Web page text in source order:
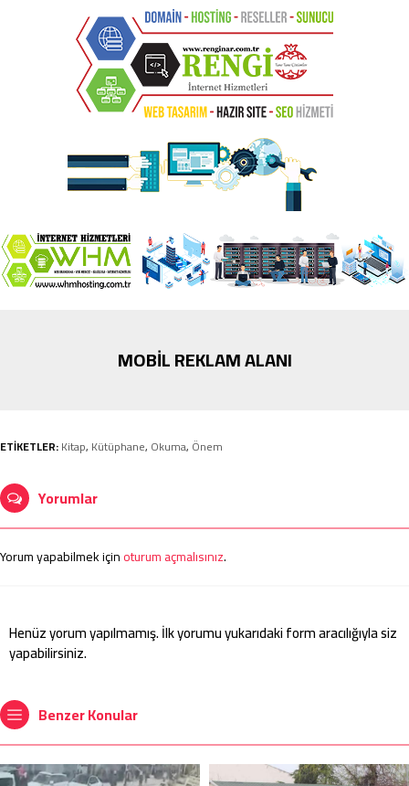
MOBİL REKLAM ALANI
ETİKETLER:Kitap, Kütüphane, Okuma, Önem
Yorumlar
Yorum yapabilmek içinoturum açmalısınız.
Henüz yorum yapılmamış. İlk yorumu yukarıdaki form aracılığıyla siz
yapabilirsiniz.
Benzer Konular